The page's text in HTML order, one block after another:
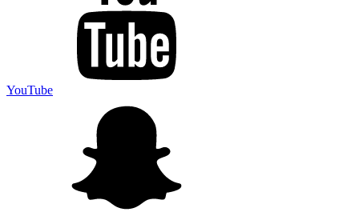
YouTube